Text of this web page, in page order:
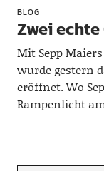
BLOG
Zwei
Mit Sepp
wurde gestern
eröffnet. Wo
Rampenlicht